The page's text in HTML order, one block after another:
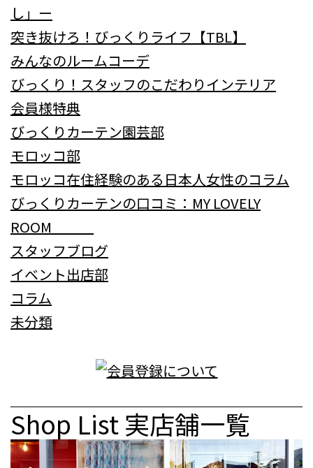
し」ー
突き抜けろ！びっくりライフ【TBL】
みんなのルームコーデ
びっくり！スタッフのこだわりインテリア
会員様特典
びっくりカーテン園芸部
モロッコ部
モロッコ在住経験のある日本人女性のコラム
びっくりカーテンの口コミ：MY LOVELY
ROOM
スタッフブログ
イベント出店部
コラム
未分類
Shop List実店舗一覧